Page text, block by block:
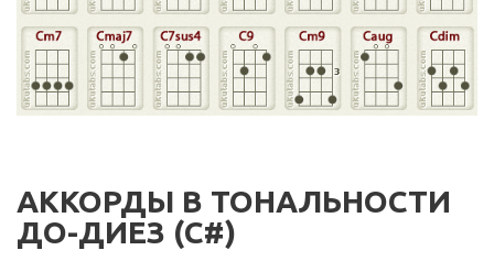
АККОРДЫ В ТОНАЛЬНОСТИ
ДО-ДИЕЗ (C#)